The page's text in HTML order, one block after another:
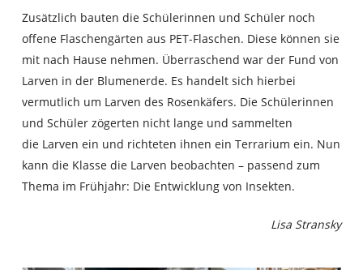
Zusätzlich bauten die Schülerinnen und Schüler noch
offene Flaschengärten aus PET-Flaschen. Diese können sie
mit nach Hause nehmen. Überraschend war der Fund von
Larven in der Blumenerde. Es handelt sich hierbei
vermutlich um Larven des Rosenkäfers. Die Schülerinnen
und Schüler zögerten nicht lange und sammelten
die Larven ein und richteten ihnen ein Terrarium ein. Nun
kann die Klasse die Larven beobachten – passend zum
Thema im Frühjahr: Die Entwicklung von Insekten.
Lisa Stransky